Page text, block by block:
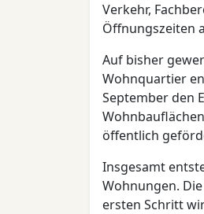
Verkehr,
Öffnungszeiten
Auf bisher
Wohnquartier
September den
öffentlich
Insgesamt
Wohnungen.
ersten Schritt